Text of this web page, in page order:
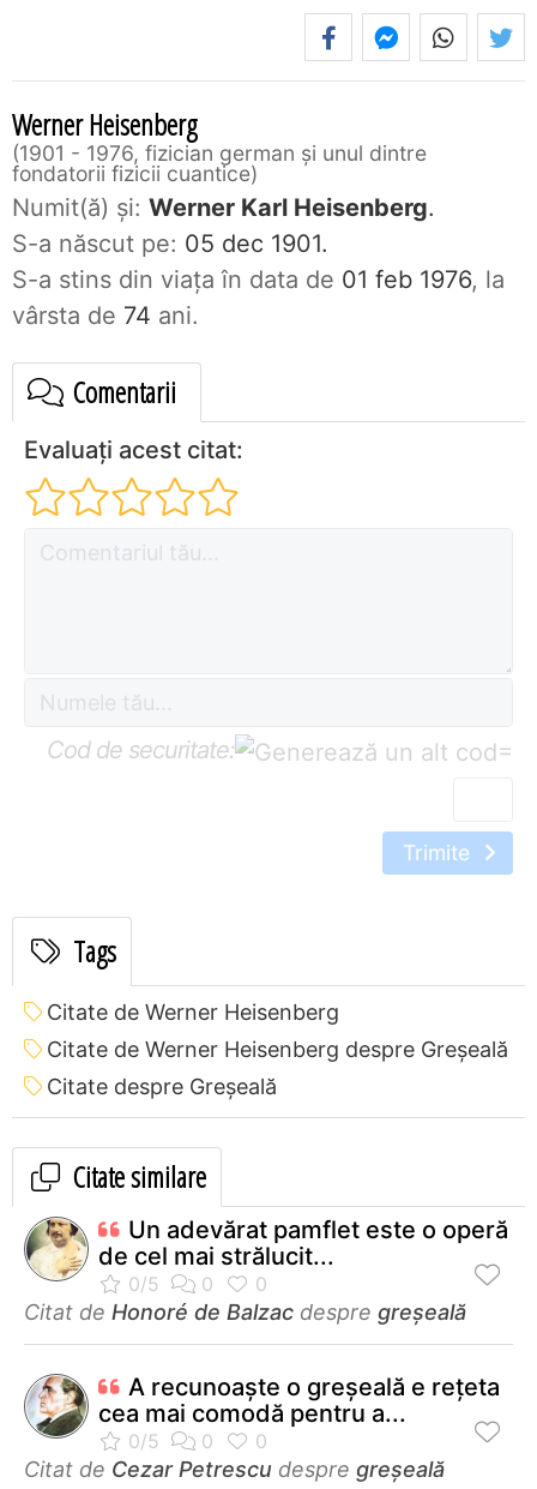
Werner Heisenberg
1901 - 1976, fizician german și unul dintre
fondatorii fizicii cuantice
Numit(ă) și: Werner Karl Heisenberg.
S-a născut pe: 05 dec 1901.
S-a stins din viaţa în data de 01 feb 1976, la
vârsta de 74 ani.
Comentarii
Evaluați acest citat:
Cod de securitate: =
Trimite
Tags
Citate de Werner Heisenberg
Citate de Werner Heisenberg despre Greșeală
Citate despre Greșeală
Citate similare
Un adevărat pamflet este o operă
de cel mai strălucit...
Citat de Honoré de Balzac despre greșeală
A recunoaşte o greşeală e reţeta
cea mai comodă pentru a...
Citat de Cezar Petrescu despre greșeală